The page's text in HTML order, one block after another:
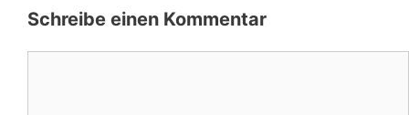
Schreibe einen Kommentar